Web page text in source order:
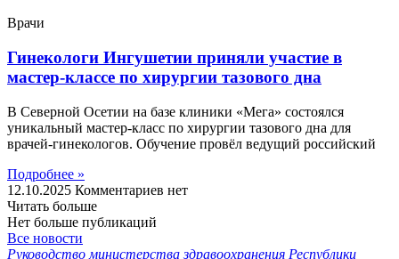
Врачи
Гинекологи Ингушетии приняли участие в
мастер-классе по хирургии тазового дна
В Северной Осетии на базе клиники «Мега» состоялся
уникальный мастер-класс по хирургии тазового дна для
врачей-гинекологов. Обучение провёл ведущий российский
Подробнее »
12.10.2025 Комментариев нет
Читать больше
Нет больше публикаций
Все новости
Руководство министерства здравоохранения Республики